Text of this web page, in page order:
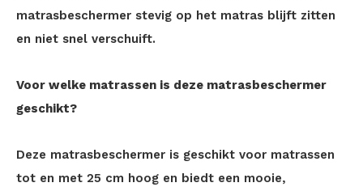
matrasbeschermer stevig op het matras blijft zitten
en niet snel verschuift.
Voor welke matrassen is deze matrasbeschermer
geschikt?
Deze matrasbeschermer is geschikt voor matrassen
tot en met 25 cm hoog en biedt een mooie,